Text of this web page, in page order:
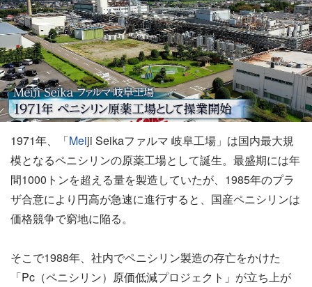
1971年、「Meiji Seikaファルマ 岐阜工場」は国内最大規
模となるペニシリンの原薬工場として誕生。最盛期には年
間1000トンを超える量を製造していたが、1985年のプラ
ザ合意により円高が急速に進行すると、国産ペニシリンは
価格競争で窮地に陥る。
そこで1988年、社内でペニシリン製造の存亡をかけた
「Pc（ペニシリン）原価低減プロジェクト」が立ち上が